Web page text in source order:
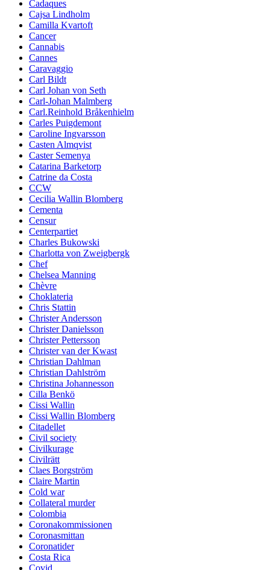
Cadaques
Cajsa Lindholm
Camilla Kvartoft
Cancer
Cannabis
Cannes
Caravaggio
Carl Bildt
Carl Johan von Seth
Carl-Johan Malmberg
Carl.Reinhold Bråkenhielm
Carles Puigdemont
Caroline Ingvarsson
Casten Almqvist
Caster Semenya
Catarina Barketorp
Catrine da Costa
CCW
Cecilia Wallin Blomberg
Cementa
Censur
Centerpartiet
Charles Bukowski
Charlotta von Zweigbergk
Chef
Chelsea Manning
Chèvre
Choklateria
Chris Stattin
Christer Andersson
Christer Danielsson
Christer Pettersson
Christer van der Kwast
Christian Dahlman
Christian Dahlström
Christina Johannesson
Cilla Benkö
Cissi Wallin
Cissi Wallin Blomberg
Citadellet
Civil society
Civilkurage
Civilrätt
Claes Borgström
Claire Martin
Cold war
Collateral murder
Colombia
Coronakommissionen
Coronasmittan
Coronatider
Costa Rica
Covid